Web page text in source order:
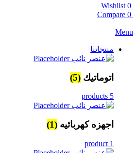
0
Wishlist
0
Compare
Menu
منتجاتنا
اتوماتيك (5)
5 products
اجهزه كهربائيه (1)
1 product